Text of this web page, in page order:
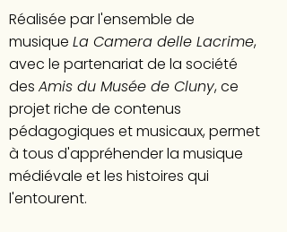
Réalisée par l'ensemble de
musique La Camera delle Lacrime,
avec le partenariat de la société
des Amis du Musée de Cluny, ce
projet riche de contenus
pédagogiques et musicaux, permet
à tous d'appréhender la musique
médiévale et les histoires qui
l'entourent.